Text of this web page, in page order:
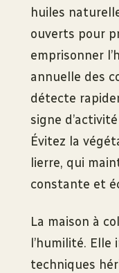
huiles
ouverts pour
emprisonner
annuelle des
détecte
signe d’activité
Évitez la
lierre, qui
constante et
La maison à
l’humilité. Elle
techniques